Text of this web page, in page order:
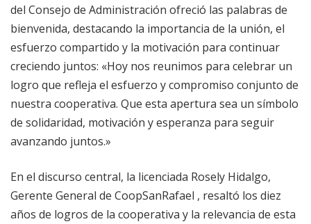
del Consejo de Administración ofreció las palabras de
bienvenida, destacando la importancia de la unión, el
esfuerzo compartido y la motivación para continuar
creciendo juntos: «Hoy nos reunimos para celebrar un
logro que refleja el esfuerzo y compromiso conjunto de
nuestra cooperativa. Que esta apertura sea un símbolo
de solidaridad, motivación y esperanza para seguir
avanzando juntos.»
En el discurso central, la licenciada Rosely Hidalgo,
Gerente General de CoopSanRafael , resaltó los diez
años de logros de la cooperativa y la relevancia de esta